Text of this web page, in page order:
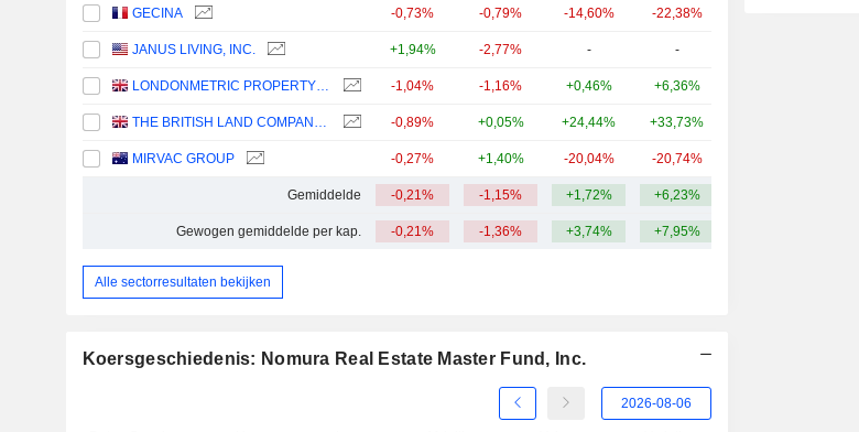
GECINA -0,73% -0,79% -14,60% -22,38%
JANUS LIVING, INC. +1,94% -2,77% - -
LONDONMETRIC PROPERTY PLC -1,04% -1,16% +0,46% +6,36%
THE BRITISH LAND COMPANY PLC -0,89% +0,05% +24,44% +33,73%
MIRVAC GROUP -0,27% +1,40% -20,04% -20,74%
Gemiddelde -0,21% -1,15% +1,72% +6,23%
Gewogen gemiddelde per kap. -0,21% -1,36% +3,74% +7,95%
Alle sectorresultaten bekijken
Koersgeschiedenis: Nomura Real Estate Master Fund, Inc.